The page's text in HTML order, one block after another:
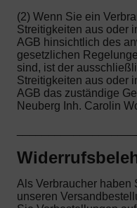
(2) Wenn Sie ein
Streitigkeiten aus oder
AGB hinsichtlich des
gesetzlichen
sind, ist der
Streitigkeiten aus oder
AGB das zuständige
Neuberg Inh. Carolin
Als Verbraucher haben
unseren